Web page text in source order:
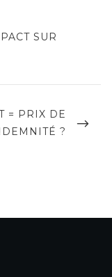
SUR
= PRIX DE
?